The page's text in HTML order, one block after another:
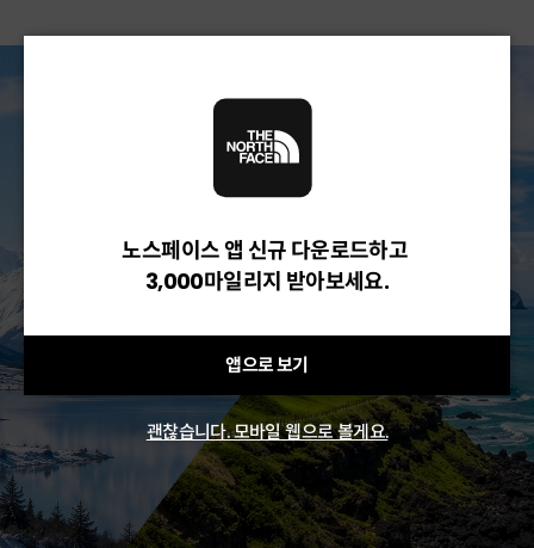
노스페이스 앱 신규 다운로드하고
3,000마일리지 받아보세요.
앱으로 보기
괜찮습니다. 모바일 웹으로 볼게요.